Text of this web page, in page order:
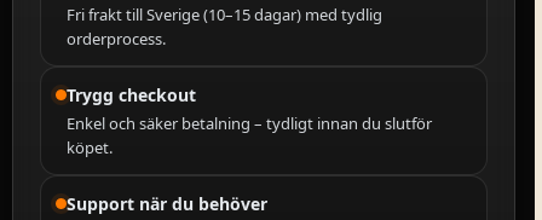
Fri frakt till Sverige (10–15 dagar) med tydlig
orderprocess.
Trygg checkout
Enkel och säker betalning – tydligt innan du slutför
köpet.
Support när du behöver